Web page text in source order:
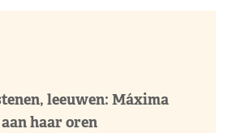
leeuwen: Máxima
haar oren